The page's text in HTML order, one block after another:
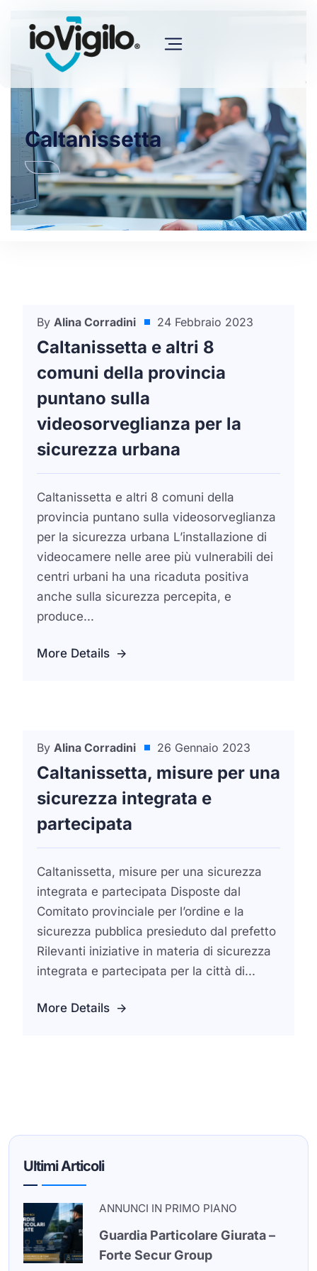
Caltanissetta
By Alina Corradini 24 Febbraio 2023
Caltanissetta e altri 8
comuni della provincia
puntano sulla
videosorveglianza per la
sicurezza urbana
Caltanissetta e altri 8 comuni della
provincia puntano sulla videosorveglianza
per la sicurezza urbana L’installazione di
videocamere nelle aree più vulnerabili dei
centri urbani ha una ricaduta positiva
anche sulla sicurezza percepita, e
produce...
More Details
By Alina Corradini 26 Gennaio 2023
Caltanissetta, misure per una
sicurezza integrata e
partecipata
Caltanissetta, misure per una sicurezza
integrata e partecipata Disposte dal
Comitato provinciale per l’ordine e la
sicurezza pubblica presieduto dal prefetto
Rilevanti iniziative in materia di sicurezza
integrata e partecipata per la città di...
More Details
Ultimi Articoli
ANNUNCI IN PRIMO PIANO
Guardia Particolare Giurata –
Forte Secur Group